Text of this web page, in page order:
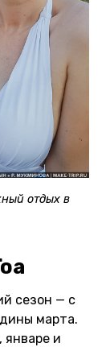
отдых в
сезон — с
марта.
январе и